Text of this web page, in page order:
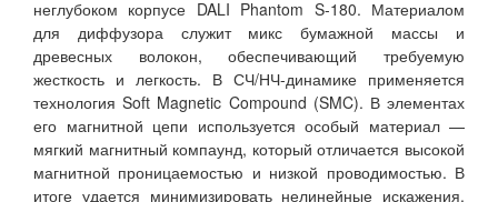
неглубоком корпусе DALI Phantom S-180. Материалом
для диффузора служит микс бумажной массы и
древесных волокон, обеспечивающий требуемую
жесткость и легкость. В СЧ/НЧ-динамике применяется
технология Soft Magnetic Compound (SMC). В элементах
его магнитной цепи используется особый материал —
мягкий магнитный компаунд, который отличается высокой
магнитной проницаемостью и низкой проводимостью. В
итоге удается минимизировать нелинейные искажения,